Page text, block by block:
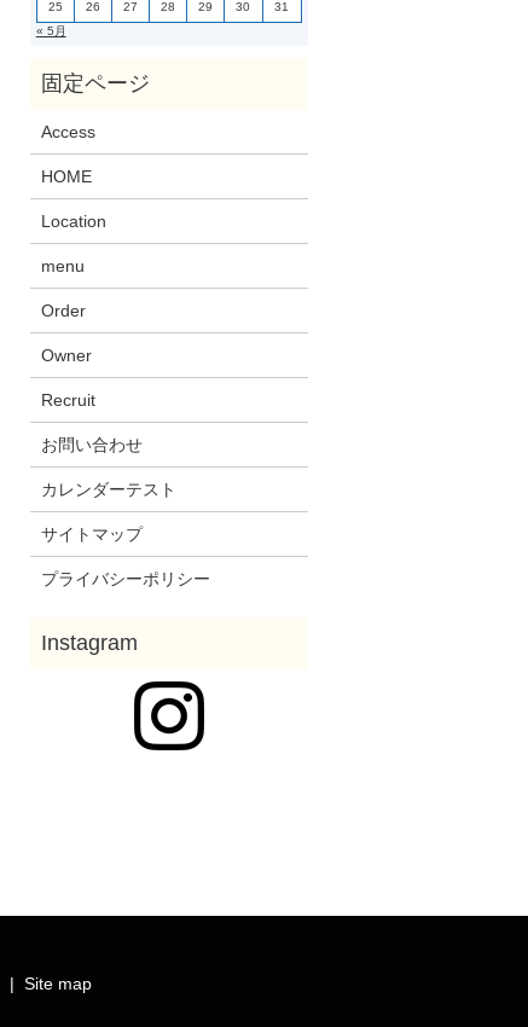
25 26 27 28 29 30
31
« 5月
Access
HOME
Location
menu
Order
Owner
Recruit
お問い合わせ
カレンダーテスト
サイトマップ
プライバシーポリシー
Site map